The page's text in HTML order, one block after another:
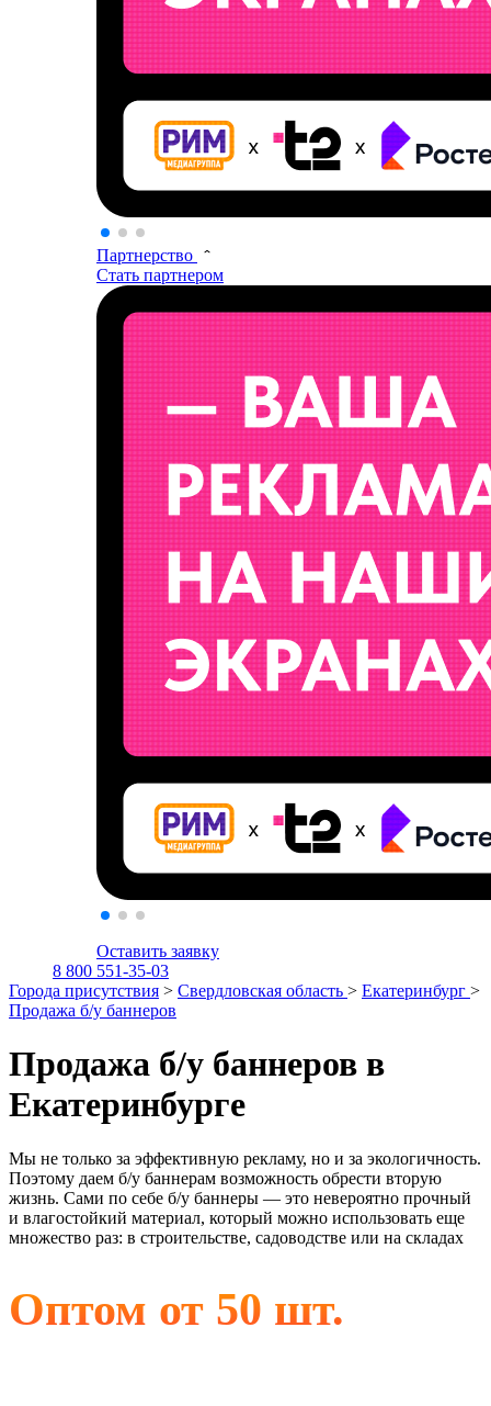
Партнерство
Стать партнером
Оставить заявку
8 800 551-35-03
Города присутствия > Свердловская область > Екатеринбург >
Продажа б/у баннеров
Продажа б/у баннеров в
Екатеринбурге
Мы не только за эффективную рекламу, но и за экологичность.
Поэтому даем б/у баннерам возможность обрести вторую
жизнь. Сами по себе б/у баннеры — это невероятно прочный
и влагостойкий материал, который можно использовать еще
множество раз: в строительстве, садоводстве или на складах
Оптом от 50 шт.